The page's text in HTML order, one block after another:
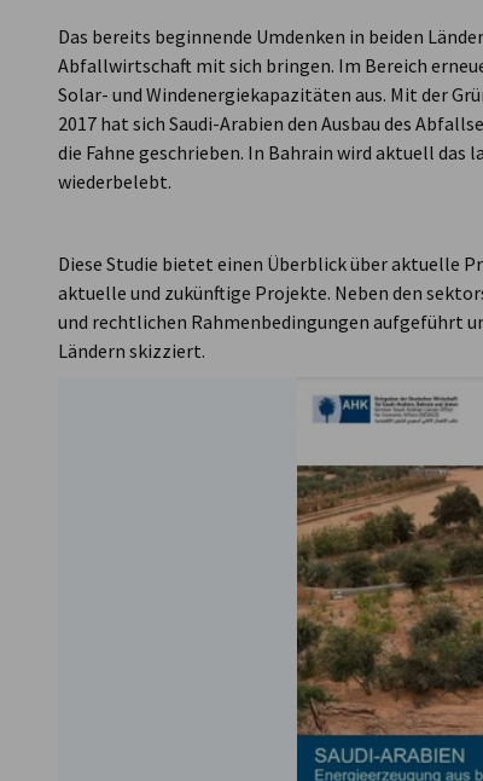
Das bereits beginnende Umdenken in beiden
Abfallwirtschaft mit sich bringen. Im Bereich
Solar- und Windenergiekapazitäten aus. Mit der
2017 hat sich Saudi-Arabien den Ausbau des
die Fahne geschrieben. In Bahrain wird aktuell das
wiederbelebt.
Diese Studie bietet einen Überblick über aktuelle
aktuelle und zukünftige Projekte. Neben den
und rechtlichen Rahmenbedingungen aufgeführt
Ländern skizziert.